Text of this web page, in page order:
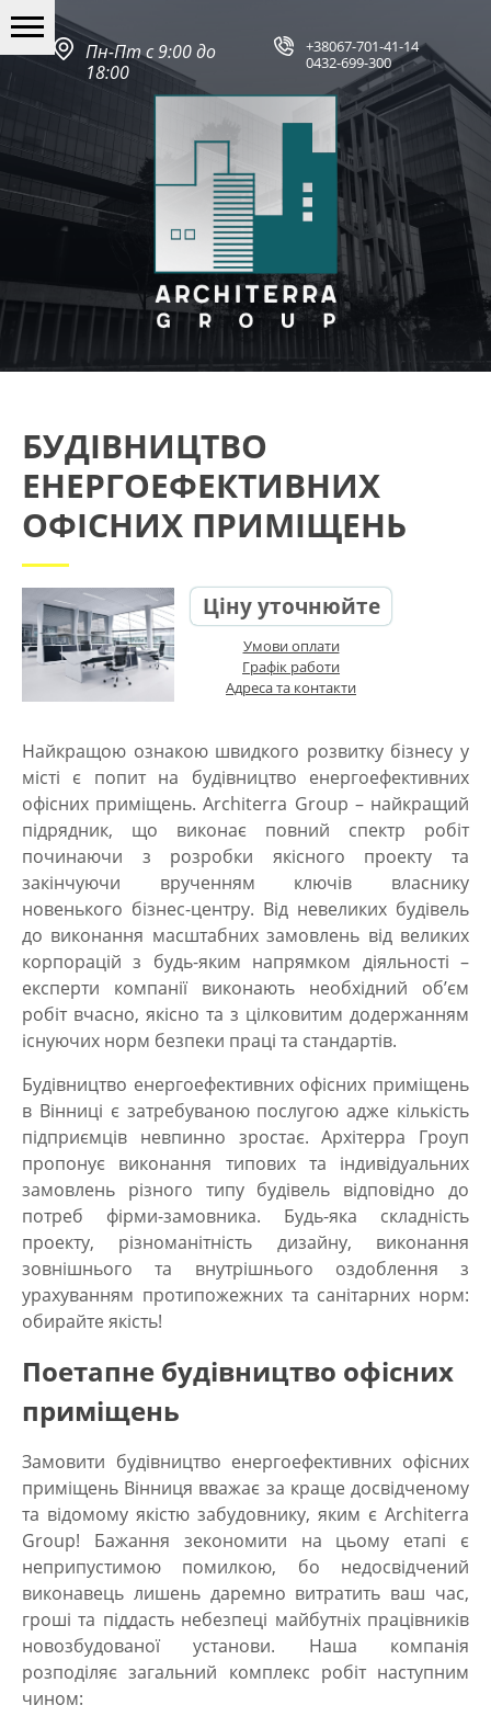
Пн-Пт с 9:00 до
18:00
+38067-701-41-14
0432-699-300
БУДІВНИЦТВО
ЕНЕРГОЕФЕКТИВНИХ
ОФІСНИХ ПРИМІЩЕНЬ
Ціну уточнюйте
Умови оплати
Графік работи
Адреса та контакти
Найкращою ознакою швидкого розвитку бізнесу у
місті є попит на будівництво енергоефективних
офісних приміщень. Architerra Group – найкращий
підрядник, що виконає повний спектр робіт
починаючи з розробки якісного проекту та
закінчуючи врученням ключів власнику
новенького бізнес-центру. Від невеликих будівель
до виконання масштабних замовлень від великих
корпорацій з будь-яким напрямком діяльності –
експерти компанії виконають необхідний об’єм
робіт вчасно, якісно та з цілковитим додержанням
існуючих норм безпеки праці та стандартів.
Будівництво енергоефективних офісних приміщень
в Вінниці є затребуваною послугою адже кількість
підприємців невпинно зростає. Архітерра Гроуп
пропонує виконання типових та індивідуальних
замовлень різного типу будівель відповідно до
потреб фірми-замовника. Будь-яка складність
проекту, різноманітність дизайну, виконання
зовнішнього та внутрішнього оздоблення з
урахуванням протипожежних та санітарних норм:
обирайте якість!
Поетапне будівництво офісних
приміщень
Замовити будівництво енергоефективних офісних
приміщень Вінниця вважає за краще досвідченому
та відомому якістю забудовнику, яким є Architerra
Group! Бажання зекономити на цьому етапі є
неприпустимою помилкою, бо недосвідчений
виконавець лишень даремно витратить ваш час,
гроші та піддасть небезпеці майбутніх працівників
новозбудованої установи. Наша компанія
розподіляє загальний комплекс робіт наступним
чином: